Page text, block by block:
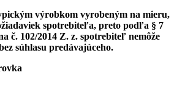
výrobkom vyrobeným na mieru,
spotrebiteľa, preto podľa § 7
č. 102/2014 Z. z. spotrebiteľ nemôže
súhlasu predávajúceho.